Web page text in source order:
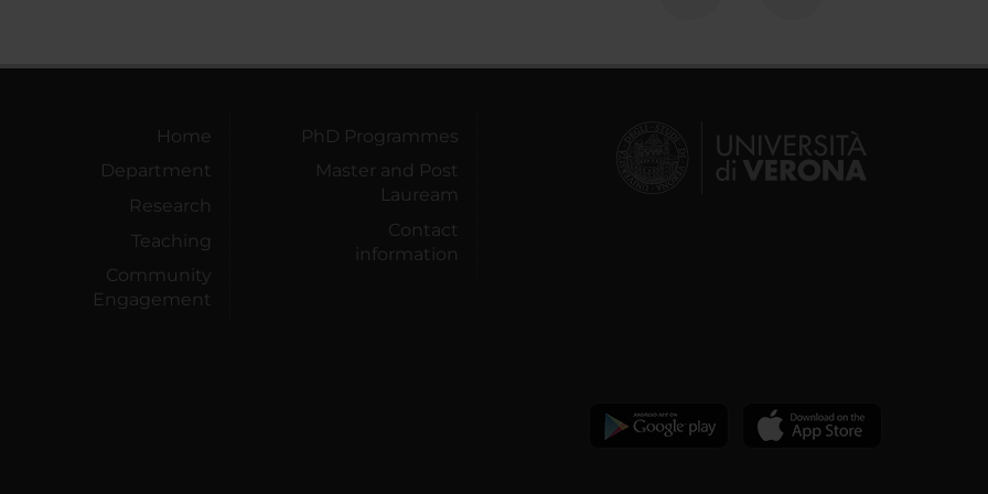
Home
Department
Research
Teaching
Community
Engagement
PhD Programmes
Master and Post
Lauream
Contact
information